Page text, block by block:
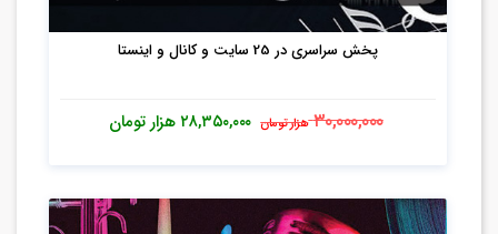
پخش سراسری در 25 سایت و کانال و اینستا
۳۰,۰۰۰,۰۰۰ هزار تومان ۲۸,۳۵۰,۰۰۰هزار تومان